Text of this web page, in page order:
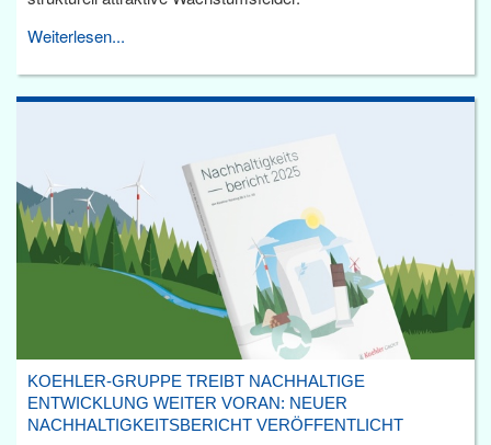
Weiterlesen...
KOEHLER-GRUPPE TREIBT NACHHALTIGE
ENTWICKLUNG WEITER VORAN: NEUER
NACHHALTIGKEITSBERICHT VERÖFFENTLICHT